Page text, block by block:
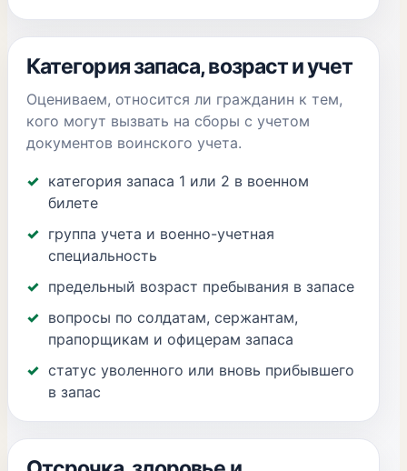
Категория запаса, возраст и учет
Оцениваем, относится ли гражданин к тем,
кого могут вызвать на сборы с учетом
документов воинского учета.
категория запаса 1 или 2 в военном
билете
группа учета и военно-учетная
специальность
предельный возраст пребывания в запасе
вопросы по солдатам, сержантам,
прапорщикам и офицерам запаса
статус уволенного или вновь прибывшего
в запас